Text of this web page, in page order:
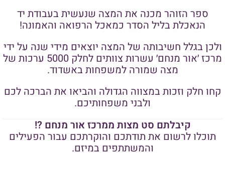
ספר הזוהר מכנה את המצה שנעשית בעבודת יד
הנאכלת בליל הסדר כמאכל הרפואה והאמונה!
ולכן בגלל חשיבותה של המצה יוצאים מידי שנה על ידי
מרכז ׳אור מנחם׳ עשרות צוותים לחלק 5000 ערכות של
מצה שמורה למשפחות באשדוד.
קחו חלק וזכות במצווה הגדולה והביאו את הברכה לכם
ולבני משפחותיכם.
קיבלתם סט מצות ממרכז אור מנחם ?!
תוכלו לרשום את תודתכם והוקרתכם עבור הפעילים
והמשתתפים במיזם.